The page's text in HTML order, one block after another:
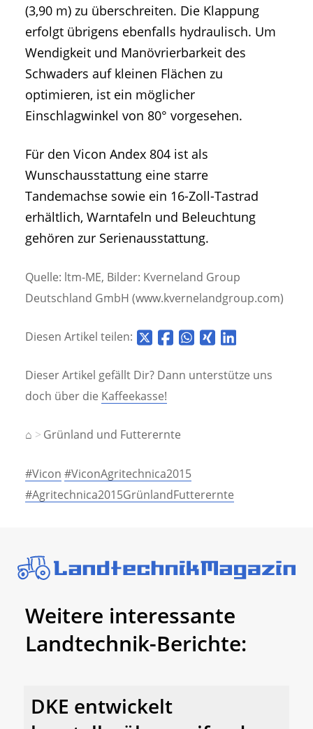
(3,90 m) zu überschreiten. Die Klappung
erfolgt übrigens ebenfalls hydraulisch. Um
Wendigkeit und Manövrierbarkeit des
Schwaders auf kleinen Flächen zu
optimieren, ist ein möglicher
Einschlagwinkel von 80° vorgesehen.
Für den Vicon Andex 804 ist als
Wunschausstattung eine starre
Tandemachse sowie ein 16-Zoll-Tastrad
erhältlich, Warntafeln und Beleuchtung
gehören zur Serienausstattung.
Quelle: ltm-ME, Bilder: Kverneland Group
Deutschland GmbH (www.kvernelandgroup.com)
Diesen Artikel teilen:
Dieser Artikel gefällt Dir? Dann unterstütze uns
doch über die Kaffeekasse!
⌂ Grünland und Futterernte
#Vicon #ViconAgritechnica2015
#Agritechnica2015GrünlandFutterernte
Weitere interessante
Landtechnik-Berichte:
DKE entwickelt